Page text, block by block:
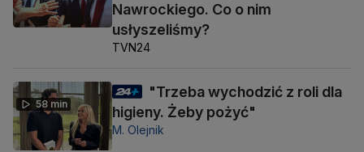
Nawrockiego. Co o nim
usłyszeliśmy?
TVN24
58 min
"Trzeba wychodzić z roli dla
higieny. Żeby pożyć"
M. Olejnik